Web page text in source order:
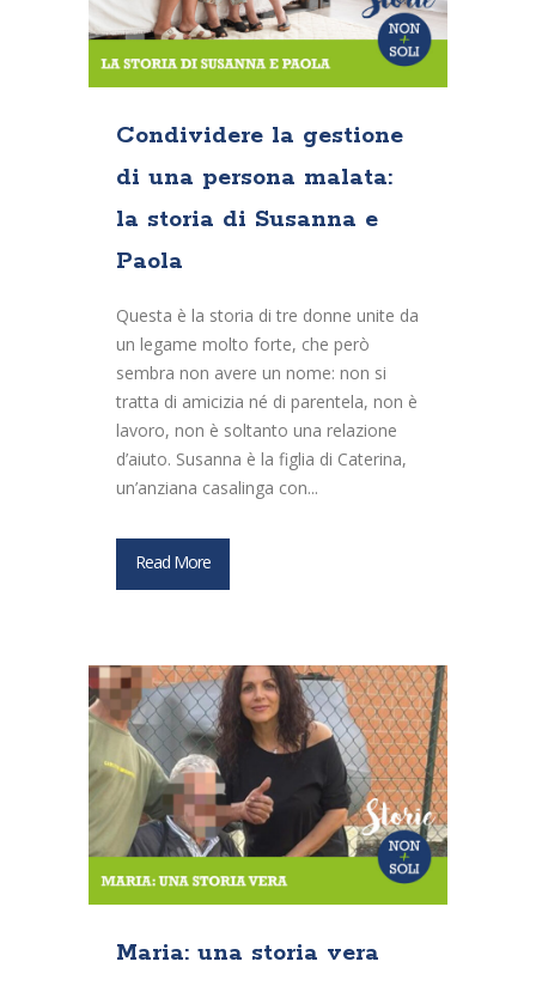
Condividere la gestione
di una persona malata:
la storia di Susanna e
Paola
Questa è la storia di tre donne unite da
un legame molto forte, che però
sembra non avere un nome: non si
tratta di amicizia né di parentela, non è
lavoro, non è soltanto una relazione
d’aiuto. Susanna è la figlia di Caterina,
un’anziana casalinga con...
Read More
Maria: una storia vera